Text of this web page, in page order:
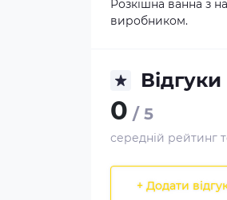
Розкішна ванна з
виробником.
Відгуки
0 / 5
середній рейтинг
+ Додати